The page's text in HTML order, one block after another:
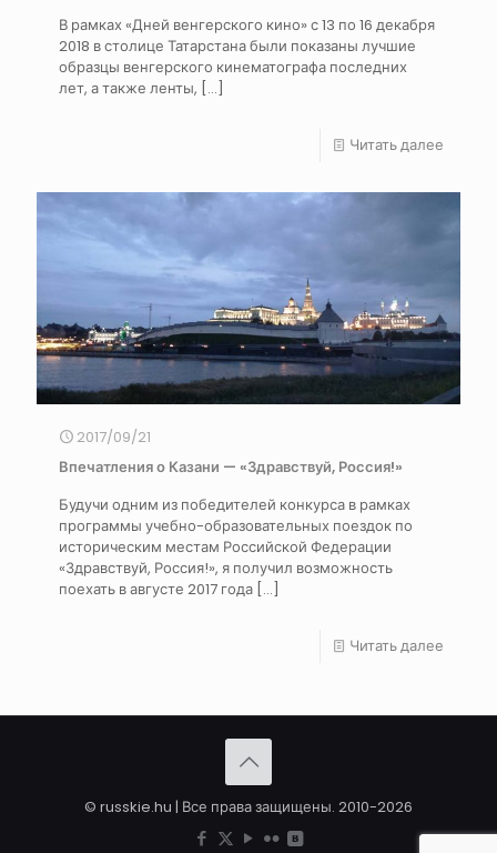
В рамках «Дней венгерского кино» с 13 по 16 декабря
2018 в столице Татарстана были показаны лучшие
образцы венгерского кинематографа последних
лет, а также ленты, […]
Читать далее
2017/09/21
Впечатления о Казани — «Здравствуй, Россия!»
Будучи одним из победителей конкурса в рамках
программы учебно-образовательных поездок по
историческим местам Российской Федерации
«Здравствуй, Россия!», я получил возможность
поехать в августе 2017 года […]
Читать далее
© russkie.hu | Все права защищены. 2010-2026